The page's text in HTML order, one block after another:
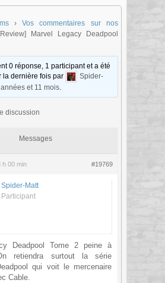
›
Vos commentaires sur nos
[Review] Marvel Legacy Deadpool
0 réponse, 1 participant et a été
la dernière fois par
Spider-
et 11 mois.
discussion
Messages
h 00 min #19769
Spider-Matt
Participant
Deadpool Tome 2 peine à
retiendra surtout la série
qui voit le mercenaire
Cable.